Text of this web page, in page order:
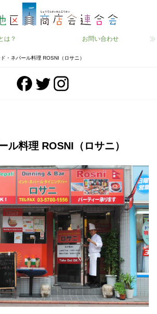
は？ お問い合わせ
・ネパール料理 ROSNI（ロサニ）
ル料理 ROSNI（ロサニ）